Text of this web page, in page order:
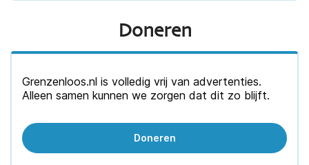
Doneren
Grenzenloos.nl is volledig vrij van advertenties.
Alleen samen kunnen we zorgen dat dit zo blijft.
Doneren